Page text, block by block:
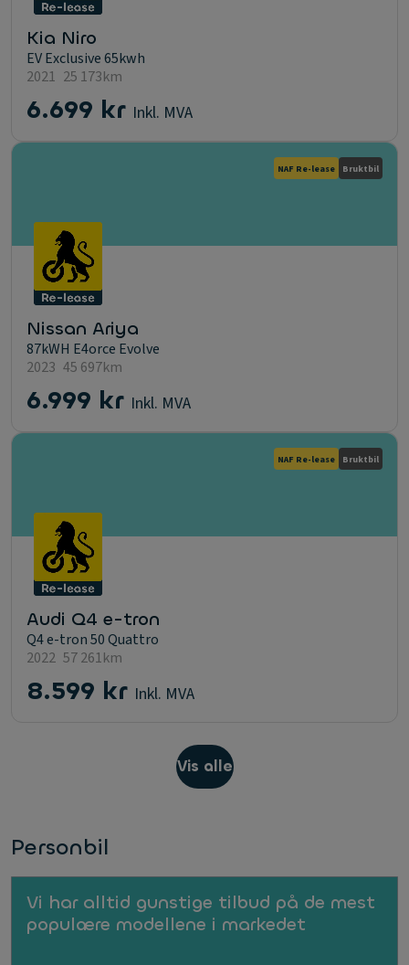
Kia Niro
EV Exclusive 65kwh
2021 25 173km
6.699 kr Inkl. MVA
NAF Re-lease Bruktbil
Nissan Ariya
87kWH E4orce Evolve
2023 45 697km
6.999 kr Inkl. MVA
NAF Re-lease Bruktbil
Audi Q4 e-tron
Q4 e-tron 50 Quattro
2022 57 261km
8.599 kr Inkl. MVA
Vis alle
Personbil
Vi har alltid gunstige tilbud på de mest
populære modellene i markedet